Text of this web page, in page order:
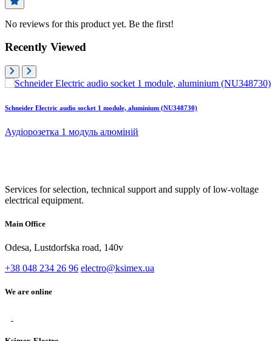
No reviews for this product yet. Be the first!
Recently Viewed
Schneider Electric audio socket 1 module, aluminium (NU348730)
Аудіорозетка 1 модуль алюміній
Services for selection, technical support and supply of low-voltage
electrical equipment.
Main Office
Odesa, Lustdorfska road, 140v
+38 048 234 26 96 electro@ksimex.ua
We are online